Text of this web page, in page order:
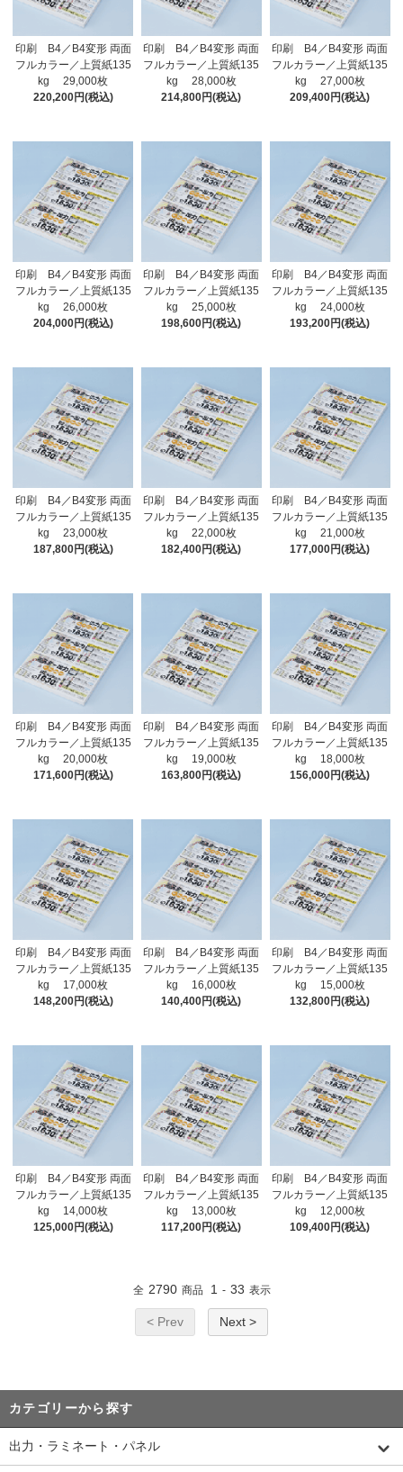
印刷 B4／B4変形 両面
フルカラー／上質紙135
kg 29,000枚
220,200円(税込)
印刷 B4／B4変形 両面
フルカラー／上質紙135
kg 28,000枚
214,800円(税込)
印刷 B4／B4変形 両面
フルカラー／上質紙135
kg 27,000枚
209,400円(税込)
印刷 B4／B4変形 両面
フルカラー／上質紙135
kg 26,000枚
204,000円(税込)
印刷 B4／B4変形 両面
フルカラー／上質紙135
kg 25,000枚
198,600円(税込)
印刷 B4／B4変形 両面
フルカラー／上質紙135
kg 24,000枚
193,200円(税込)
印刷 B4／B4変形 両面
フルカラー／上質紙135
kg 23,000枚
187,800円(税込)
印刷 B4／B4変形 両面
フルカラー／上質紙135
kg 22,000枚
182,400円(税込)
印刷 B4／B4変形 両面
フルカラー／上質紙135
kg 21,000枚
177,000円(税込)
印刷 B4／B4変形 両面
フルカラー／上質紙135
kg 20,000枚
171,600円(税込)
印刷 B4／B4変形 両面
フルカラー／上質紙135
kg 19,000枚
163,800円(税込)
印刷 B4／B4変形 両面
フルカラー／上質紙135
kg 18,000枚
156,000円(税込)
印刷 B4／B4変形 両面
フルカラー／上質紙135
kg 17,000枚
148,200円(税込)
印刷 B4／B4変形 両面
フルカラー／上質紙135
kg 16,000枚
140,400円(税込)
印刷 B4／B4変形 両面
フルカラー／上質紙135
kg 15,000枚
132,800円(税込)
印刷 B4／B4変形 両面
フルカラー／上質紙135
kg 14,000枚
125,000円(税込)
印刷 B4／B4変形 両面
フルカラー／上質紙135
kg 13,000枚
117,200円(税込)
印刷 B4／B4変形 両面
フルカラー／上質紙135
kg 12,000枚
109,400円(税込)
全 2790 商品 1 - 33 表示
< Prev Next >
カテゴリーから探す
出力・ラミネート・パネル